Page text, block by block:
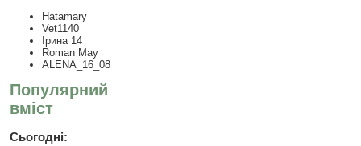
Hatamary
Vet1140
Ірина 14
Roman May
ALENA_16_08
Популярний
вміст
Сьогодні: